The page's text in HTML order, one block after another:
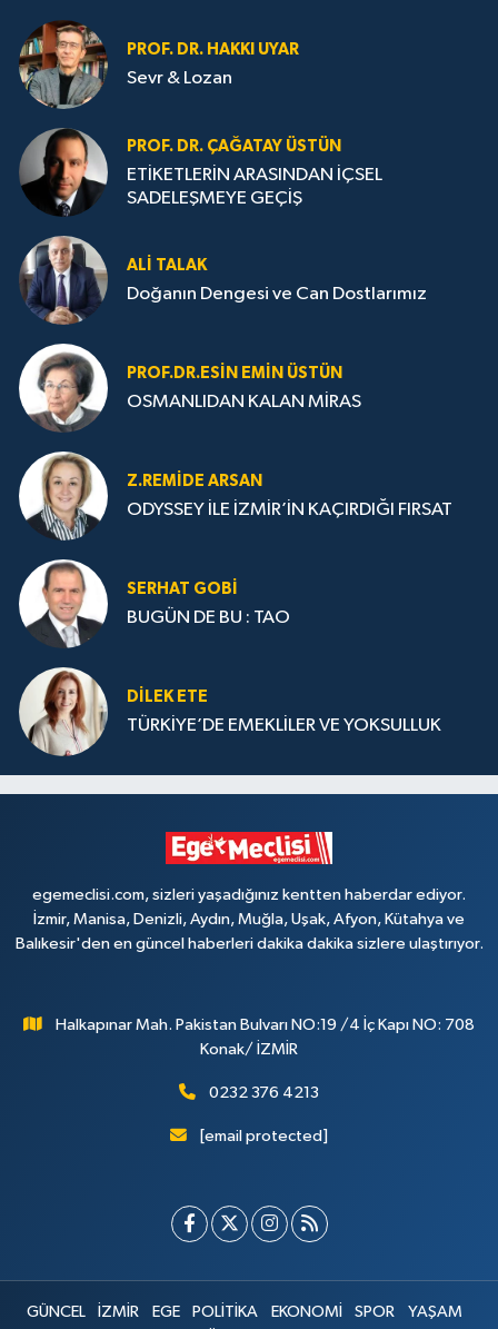
PROF. DR. HAKKI UYAR
Sevr & Lozan
PROF. DR. ÇAĞATAY ÜSTÜN
ETİKETLERİN ARASINDAN İÇSEL
SADELEŞMEYE GEÇİŞ
ALI TALAK
Doğanın Dengesi ve Can Dostlarımız
PROF.DR.ESIN EMIN ÜSTÜN
OSMANLIDAN KALAN MİRAS
Z.REMIDE ARSAN
ODYSSEY İLE İZMİR’İN KAÇIRDIĞI FIRSAT
SERHAT GOBİ
BUGÜN DE BU : TAO
DILEK ETE
TÜRKİYE’DE EMEKLİLER VE YOKSULLUK
egemeclisi.com, sizleri yaşadığınız kentten haberdar ediyor.
İzmir, Manisa, Denizli, Aydın, Muğla, Uşak, Afyon, Kütahya ve
Balıkesir'den en güncel haberleri dakika dakika sizlere ulaştırıyor.
Halkapınar Mah. Pakistan Bulvarı NO:19 /4 İç Kapı NO: 708
Konak/ İZMİR
0232 376 4213
[email protected]
GÜNCEL İZMİR EGE POLİTİKA EKONOMİ SPOR
YAŞAM